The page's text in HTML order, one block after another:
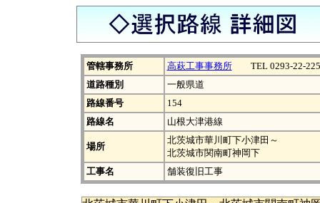
管轄事務所 高萩工事事務所TEL 0293-22-
道路種別
一般県道
路線番号
154
路線名
山根大津港線
場所
北茨城市華川町下小津田～
北茨城市関南町神岡下
工事名
舗装復旧工事